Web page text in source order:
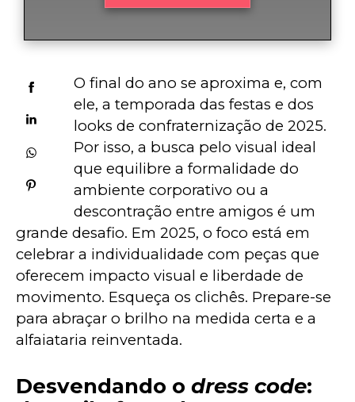
O final do ano se aproxima e, com
ele, a temporada das festas e dos
looks de confraternização de 2025.
Por isso, a busca pelo visual ideal
que equilibre a formalidade do
ambiente corporativo ou a
descontração entre amigos é um
grande desafio. Em 2025, o foco está em
celebrar a individualidade com peças que
oferecem impacto visual e liberdade de
movimento. Esqueça os clichês. Prepare-se
para abraçar o brilho na medida certa e a
alfaiataria reinventada.
Desvendando o dress code: